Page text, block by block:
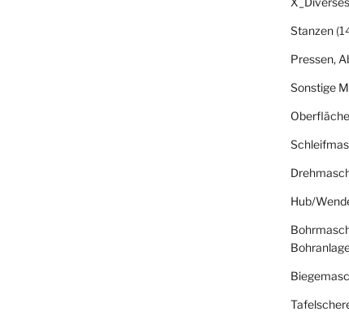
Stanzen
Pressen,
Sonstige
Hub/